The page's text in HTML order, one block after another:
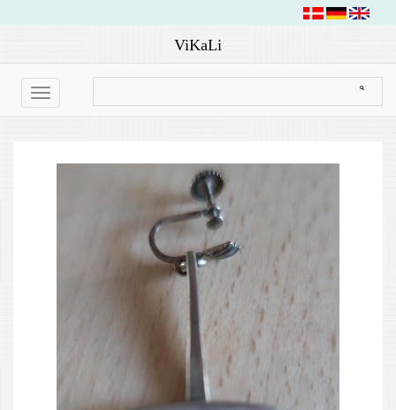
ViKaLi
Toggle
navigation